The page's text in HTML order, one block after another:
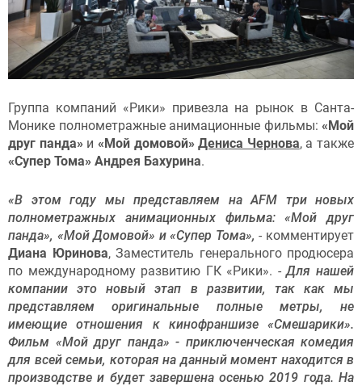
Группа компаний «Рики» привезла на рынок в Санта-
Монике полнометражные анимационные фильмы: «Мой
друг панда» и «Мой домовой»Дениса Чернова, а также
«Супер Тома» Андрея Бахурина.
«В этом году мы представляем на AFM три новых
полнометражных анимационных фильма: «Мой друг
панда», «Мой Домовой» и «Супер Тома», - комментирует
Диана Юринова, Заместитель генерального продюсера
по международному развитию ГК «Рики». -Для нашей
компании это новый этап в развитии, так как мы
представляем оригинальные полные метры, не
имеющие отношения к кинофраншизе «Смешарики».
Фильм «Мой друг панда» - приключенческая комедия
для всей семьи, которая на данный момент находится в
производстве и будет завершена осенью 2019 года. На